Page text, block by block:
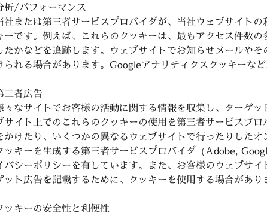
析/パフォーマンス
社または第三者サービスプロバイダが、当社ウェブサイト
ーです。例えば、これらのクッキーは、最もアクセス件数
たかなどを追跡します。ウェブサイトでお知らせメールや
られる場合があります。Googleアナリティクスクッキーなど
三者広告
々なサイトでお客様の活動に関する情報を収集し、ターゲ
サイト上でのこれらのクッキーの使用を第三者サービスプ
かけたり、いくつかの異なるウェブサイトで行ったりした
ッキーを生成する第三者サービスプロバイダ（Adobe,
バシーポリシーを有しています。また、お客様のウェブサ
ット広告を記載するために、クッキーを使用する場合があり
ッキーの安全性と利便性